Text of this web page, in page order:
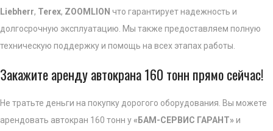
Liebherr, Terex, ZOOMLION что гарантирует надежность и
долгосрочную эксплуатацию. Мы также предоставляем полную
техническую поддержку и помощь на всех этапах работы.
Закажите аренду автокрана 160 тонн прямо сейчас!
Не тратьте деньги на покупку дорогого оборудования. Вы можете
арендовать автокран 160 тонн у«БАМ-СЕРВИС ГАРАНТ»и